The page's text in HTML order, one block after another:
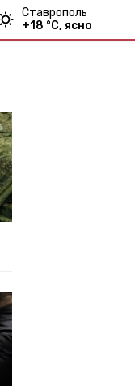
Ставрополь
+18 °С, ясно